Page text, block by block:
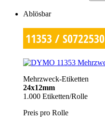
Ablösbar
11353 / S0722530
Mehrzweck-Etiketten
24x12mm
1.000 Etiketten/Rolle
Preis pro Rolle